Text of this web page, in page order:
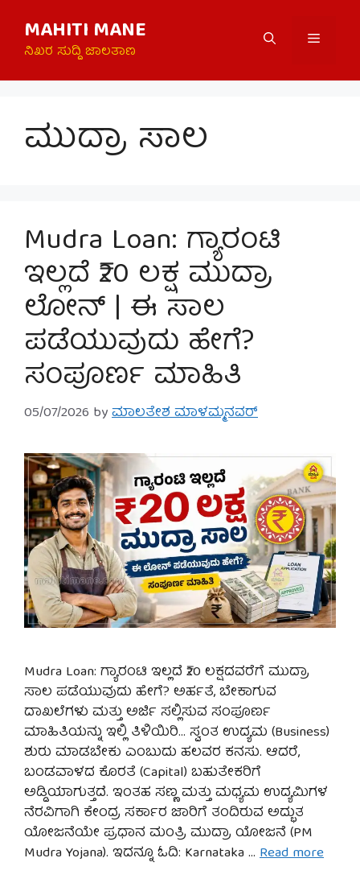
content
MAHITI MANE
ನಿಖರ ಸುದ್ದಿ ಜಾಲತಾಣ
Menu
ಮುದ್ರಾ ಸಾಲ
Mudra Loan: ಗ್ಯಾರಂಟಿ
ಇಲ್ಲದೆ ₹20 ಲಕ್ಷ ಮುದ್ರಾ
ಲೋನ್ | ಈ ಸಾಲ
ಪಡೆಯುವುದು ಹೇಗೆ?
ಸಂಪೂರ್ಣ ಮಾಹಿತಿ
05/07/2026 byಮಾಲತೇಶ ಮಾಳಮ್ಮನವರ್
Mudra Loan: ಗ್ಯಾರಂಟಿ ಇಲ್ಲದೆ ₹20 ಲಕ್ಷದವರೆಗೆ ಮುದ್ರಾ
ಸಾಲ ಪಡೆಯುವುದು ಹೇಗೆ? ಅರ್ಹತೆ, ಬೇಕಾಗುವ
ದಾಖಲೆಗಳು ಮತ್ತು ಅರ್ಜಿ ಸಲ್ಲಿಸುವ ಸಂಪೂರ್ಣ
ಮಾಹಿತಿಯನ್ನು ಇಲ್ಲಿ ತಿಳಿಯಿರಿ… ಸ್ವಂತ ಉದ್ಯಮ (Business)
ಶುರು ಮಾಡಬೇಕು ಎಂಬುದು ಹಲವರ ಕನಸು. ಆದರೆ,
ಬಂಡವಾಳದ ಕೊರತೆ (Capital) ಬಹುತೇಕರಿಗೆ
ಅಡ್ಡಿಯಾಗುತ್ತದೆ. ಇಂತಹ ಸಣ್ಣ ಮತ್ತು ಮಧ್ಯಮ ಉದ್ಯಮಿಗಳ
ನೆರವಿಗಾಗಿ ಕೇಂದ್ರ ಸರ್ಕಾರ ಜಾರಿಗೆ ತಂದಿರುವ ಅದ್ಭುತ
ಯೋಜನೆಯೇ ಪ್ರಧಾನ ಮಂತ್ರಿ ಮುದ್ರಾ ಯೋಜನೆ (PM
Mudra Yojana). ಇದನ್ನೂ ಓದಿ: Karnataka … Read more